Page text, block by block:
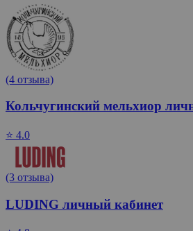
(4 отзыва)
Кольчугинский мельхиор
⭐ 4.0
(3 отзыва)
LUDING личный кабинет